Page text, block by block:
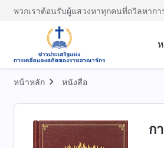
พวกเราต้อนรับผู้แสวงหาทุกคนที่ถวิลหากา
หน้าหลัก หนังสือ
ก